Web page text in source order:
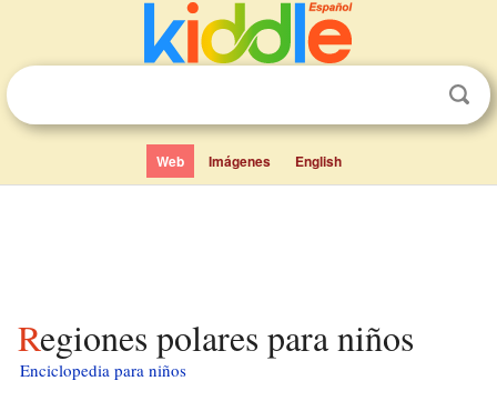
Web Imágenes English
Regiones polares para niños
Enciclopedia para niños